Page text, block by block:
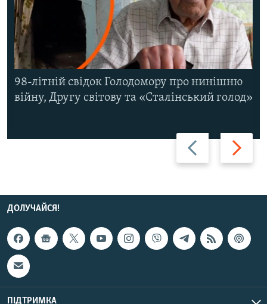
Назад Вперед
98-літній свідок Голодомору про нинішню
війну, Другу світову та «Сталінський голод»
ДОЛУЧАЙСЯ!
ПІДТРИМКА